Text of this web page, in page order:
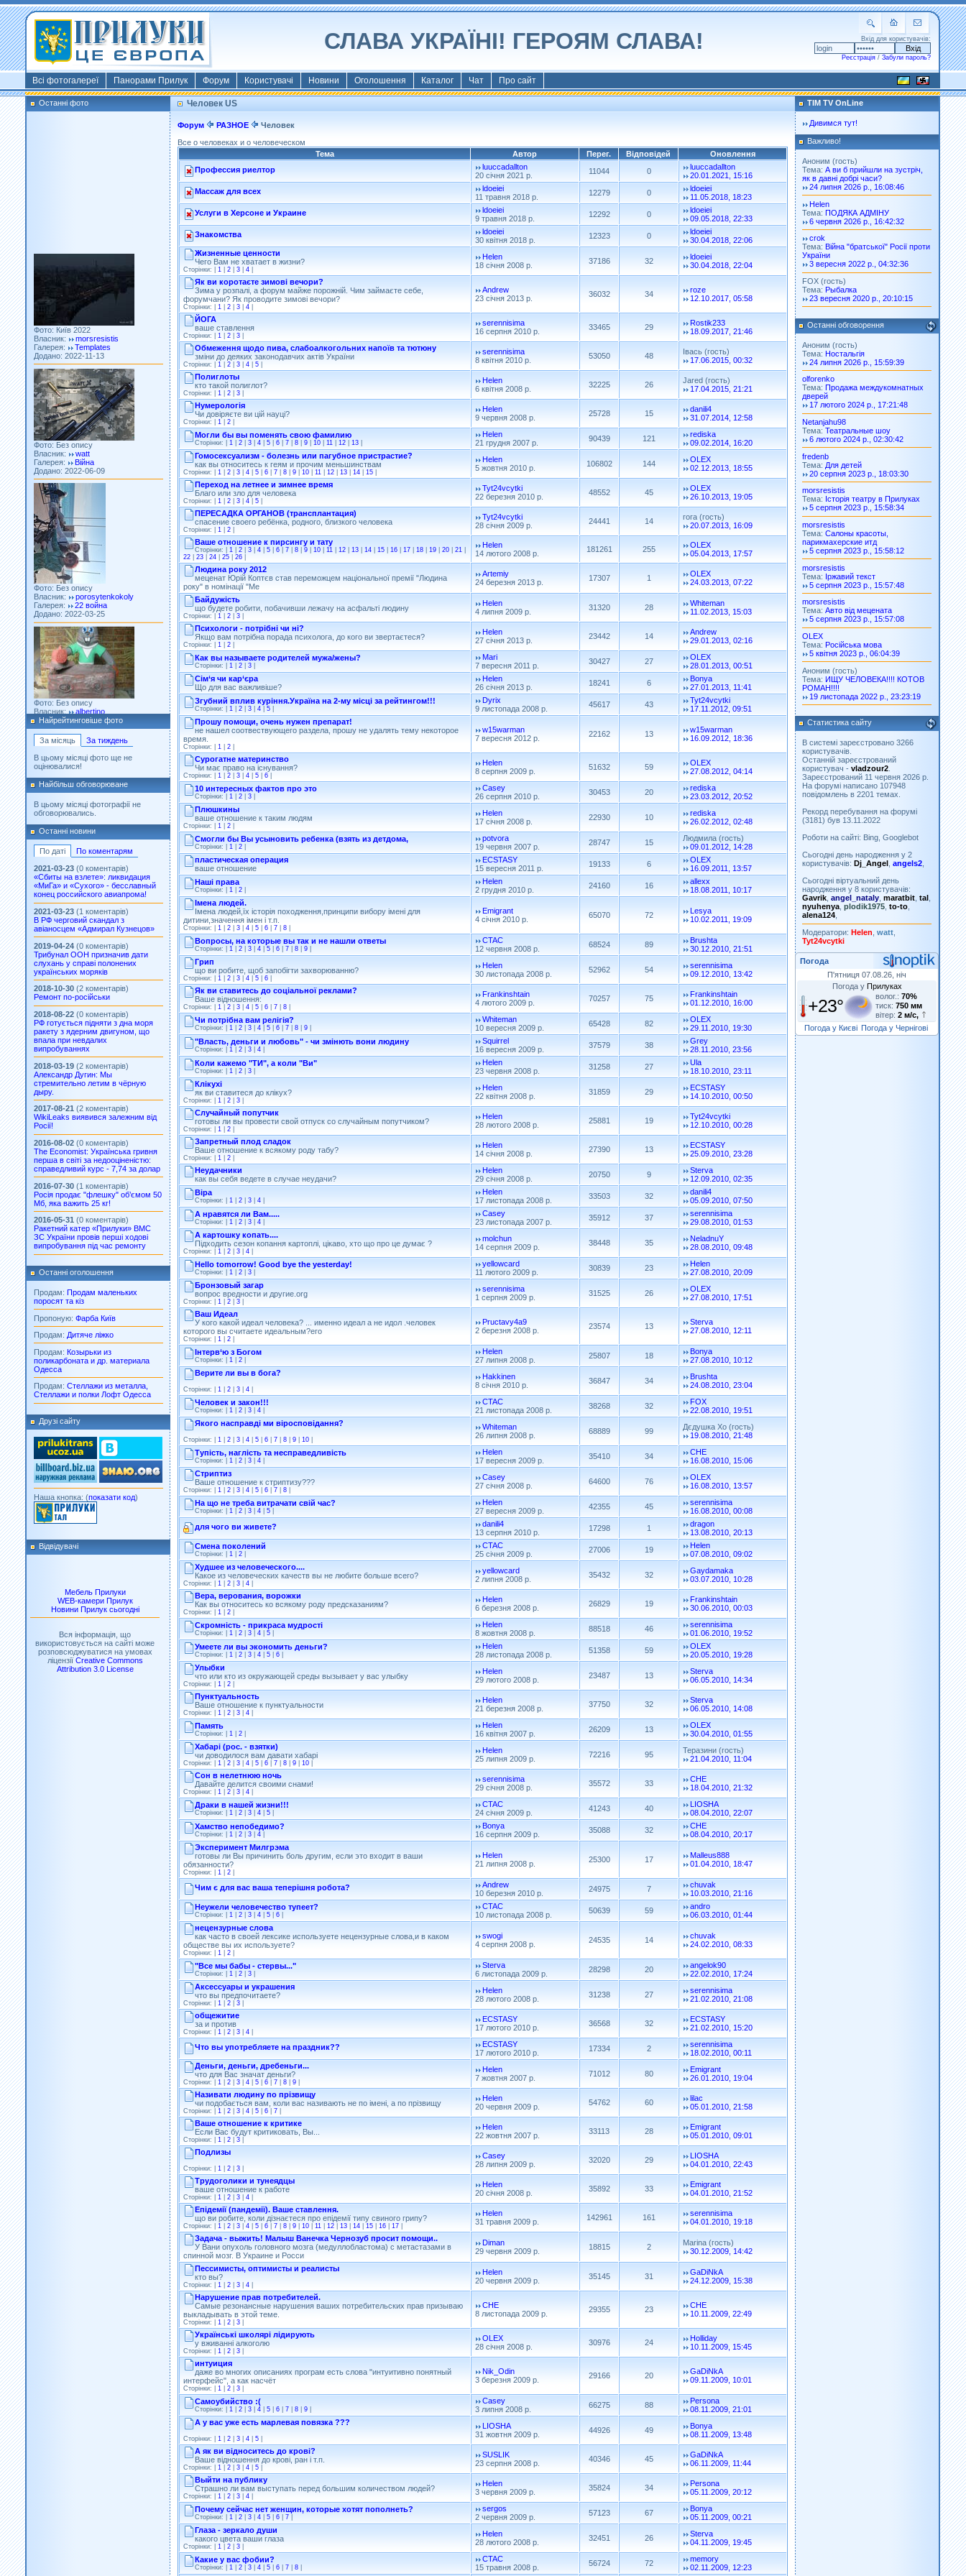
СЛАВА УКРАЇНІ! ГЕРОЯМ СЛАВА! Вхід для користувачів:
Реєстрація / Забули пароль?
Всі фотогалереї Панорами Прилук Форум Користувачі Новини Оголошення Каталог Чат Про сайт
Останні фото
Фото: Київ 2022
morsresistis
Галерея:
Додано: 2022-11-13
Фото: Без опису
Власник:
watt
Галерея:
Війна
Додано: 2022-06-09
Фото: Без опису
Власник:
porosytenkokoly
Галерея:
22 война
Додано: 2022-03-25
Фото: Без опису
Власник:
albertino
Галерея:
как умеем
Додано: 2021-03-09
Фото: Зминченко А.Н.
Галерея:
моя
Додано: 2020-10-17
Найрейтинговіше фото
За місяць
За тиждень
В цьому місяці фото ще не
оцінювалися!
Найбільш обговорюване
В цьому місяці фотографії не
обговорювались.
Останні новини
По даті
По коментарям
2021-03-23 (0 коментарів)
«Сбиты на взлете»: ликвидация
«МиГа» и «Сухого» - бесславный
конец российского авиапрома!
2021-03-23 (1 коментарів)
В РФ черговий скандал з
авіаносцем «Адмирал Кузнецов»
2019-04-24 (0 коментарів)
Трибунал ООН призначив дати
слухань у справі полонених
українських моряків
2018-10-30 (2 коментарів)
Ремонт по-російськи
2018-08-22 (0 коментарів)
РФ готується підняти з дна моря
ракету з ядерним двигуном, що
впала при невдалих
випробуваннях
2018-03-19 (2 коментарів)
Александр Дугин: Мы
стремительно летим в чёрную
дыру.
2017-08-21 (2 коментарів)
WikiLeaks виявився залежним від
Росії!
2016-08-02 (0 коментарів)
The Economist: Українська гривня
перша в світі за недооціненістю:
справедливий курс - 7,74 за долар
2016-07-30 (1 коментарів)
Росія продає "флешку" об’ємом 50
Мб, яка важить 25 кг!
2016-05-31 (0 коментарів)
Ракетний катер «Прилуки» ВМС
ЗС України провів перші ходові
випробування під час ремонту
Останні оголошення
Продам: Продам маленьких
поросят та кіз
Пропоную: Фарба Київ
Продам: Дитяче ліжко
Продам: Козырьки из
поликарбоната и др. материала
Одесса
Продам: Стеллажи из металла,
Стеллажи и полки Лофт Одесса
Друзі сайту
Наша кнопка: (показати код)
Відвідувачі
Мебель Прилуки
WEB-камери Прилук
Новини Прилук сьогодні
Вся інформація, що
використовується на сайті може
розповсюджуватися на умовах
ліцензії Creative Commons
Attribution 3.0 License
Человек US
Форум РАЗНОЕ
Человек
Все о человеках и о человеческом
Тема
Автор Перег. Відповідей
Оновлення
Профессия риелтор
luuccadallton
20 січня 2021 р.
11044 0
luuccadallton
20.01.2021, 15:16
Массаж для всех
ldoeiei
11 травня 2018 р.
12279 0
ldoeiei
11.05.2018, 18:23
Услуги в Херсоне и Украине
ldoeiei
9 травня 2018 р.
12292 0
ldoeiei
09.05.2018, 22:33
Знакомства
ldoeiei
30 квітня 2018 р.
12323 0
ldoeiei
30.04.2018, 22:06
Жизненные ценности
Чего Вам не хватает в жизни?
Сторінки: | 1 2 3 4
Helen
18 січня 2008 р.
37186 32
ldoeiei
30.04.2018, 22:04
Як ви коротаєте зимові вечори?
Зима у розпалі, а форум майже порожній. Чим займаєте себе,
форумчани? Як проводите зимові вечори?
Сторінки: | 1 2 3 4
Andrew
23 січня 2013 р.
36032 34
roze
12.10.2017, 05:58
ЙОГА
ваше ставлення
Сторінки: | 1 2 3
serennisima
16 серпня 2010 р.
33465 29
Rostik233
18.09.2017, 21:46
Обмеження щодо пива, слабоалкогольних напоїв та тютюну
зміни до деяких законодавчих актів України
Сторінки: | 1 2 3 4 5
serennisima
8 квітня 2010 р.
53050 48
Івась (гость)
17.06.2015, 00:32
Полиглоты
кто такой полиглот?
Сторінки: | 1 2 3
Helen
6 квітня 2008 р.
32225 26
Jared (гость)
17.04.2015, 21:21
Нумерологія
Чи довіряєте ви цій науці?
Сторінки: | 1 2
Helen
9 червня 2008 р.
25728 15
danili4
31.07.2014, 12:58
Могли бы вы поменять свою фамилию
Сторінки: | 1 2 3 4 5 6 7 8 9 10 11 12 13
Helen
21 грудня 2007 р.
90439 121
rediska
09.02.2014, 16:20
Гомосексуализм - болезнь или пагубное пристрастие?
как вы относитесь к геям и прочим меньшинствам
Сторінки: | 1 2 3 4 5 6 7 8 9 10 11 12 13 14 15
Helen
5 жовтня 2010 р.
106802 144
OLEX
02.12.2013, 18:55
Переход на летнее и зимнее время
Благо или зло для человека
Сторінки: | 1 2 3 4 5
Tyt24vcytki
22 березня 2010 р.
48552 45
OLEX
26.10.2013, 19:05
ПЕРЕСАДКА ОРГАНОВ (трансплантация)
спасение своего ребёнка, родного, близкого человека
Сторінки: | 1 2
Tyt24vcytki
28 січня 2009 р.
24441 14
гога (гость)
20.07.2013, 16:09
Ваше отношение к пирсингу и тату
Сторінки: | 1 2 3 4 5 6 7 8 9 10 11 12 13 14 15 16 17 18 19 20 21
22
23 24 25 26
Helen
14 лютого 2008 р.
181261 255
OLEX
05.04.2013, 17:57
Людина року 2012
меценат Юрій Коптєв став переможцем національної премії "Людина
року" в номінації "Ме
Artemiy
24 березня 2013 р.
17307 1
OLEX
24.03.2013, 07:22
Байдужість
що будете робити, побачивши лежачу на асфальті людину
Сторінки: | 1 2 3
Helen
4 липня 2009 р.
31320 28
Whiteman
11.02.2013, 15:03
Психологи - потрібні чи ні?
Якщо вам потрібна порада психолога, до кого ви звертаєтеся?
Сторінки: | 1 2
Helen
27 січня 2013 р.
23442 14
Andrew
29.01.2013, 02:16
Как вы называете родителей мужа/жены?
Сторінки: | 1 2 3
Mari
7 вересня 2011 р.
30427 27
OLEX
28.01.2013, 00:51
Сім‘я чи кар‘єра
Що для вас важливіше?
Helen
26 січня 2013 р.
18241 6
Bonya
27.01.2013, 11:41
Згубний вплив куріння.Україна на 2-му місці за рейтингом!!!
Сторінки: | 1 2 3 4 5
Dyrix
9 листопада 2008 р.
45617 43
Tyt24vcytki
17.11.2012, 09:51
Прошу помощи, очень нужен препарат!
не нашел соотвествующего раздела, прошу не удалять тему некоторое
время.
Сторінки: | 1 2
w15warman
7 вересня 2012 р.
22162 13
w15warman
16.09.2012, 18:36
Сурогатне материнство
Чи має право на існування?
Сторінки: | 1 2 3 4 5 6
Helen
8 серпня 2009 р.
51632 59
OLEX
27.08.2012, 04:14
10 интересных фактов про это
Сторінки: | 1 2 3
Casey
26 серпня 2010 р.
30453 20
rediska
23.03.2012, 20:52
Плюшкины
ваше отношение к таким людям
Сторінки: | 1 2
Helen
17 січня 2008 р.
22930 10
rediska
26.02.2012, 02:48
Смогли бы Вы усыновить ребенка (взять из детдома,
Сторінки: | 1 2
potvora
19 червня 2007 р.
28747 15
Людмила (гость)
09.01.2012, 14:28
пластическая операция
ваше отношение
ECSTASY
15 вересня 2011 р.
19133 6
OLEX
16.09.2011, 13:57
Наші права
Сторінки: | 1 2
Helen
2 грудня 2010 р.
24160 16
allexx
18.08.2011, 10:17
Імена людей.
Імена людей,їх історія походження,принципи вибору імені для
дитини,значення імен і т.п.
Сторінки: | 1 2 3 4 5 6 7 8
Emigrant
4 січня 2010 р.
65070 72
Lesya
10.02.2011, 19:09
Вопросы, на которые вы так и не нашли ответы
Сторінки: | 1 2 3 4 5 6 7 8 9
CTAC
12 червня 2008 р.
68524 89
Brushta
30.12.2010, 21:51
Грип
що ви робите, щоб запобігти захворюванню?
Сторінки: | 1 2 3 4 5 6
Helen
30 листопада 2008 р.
52962 54
serennisima
09.12.2010, 13:42
Як ви ставитесь до соціальної реклами?
Ваше відношення:
Сторінки: | 1 2 3 4 5 6 7 8
Frankinshtain
4 лютого 2009 р.
70257 75
Frankinshtain
01.12.2010, 16:00
Чи потрібна вам релігія?
Сторінки: | 1 2 3 4 5 6 7 8 9
Whiteman
10 вересня 2009 р.
65428 82
OLEX
29.11.2010, 19:30
"Власть, деньги и любовь" - чи змінють вони людину
Сторінки: | 1 2 3 4
Squirrel
16 вересня 2009 р.
37579 38
Grey
28.11.2010, 23:56
Коли кажемо "ТИ", а коли "Ви"
Сторінки: | 1 2 3
Helen
23 червня 2008 р.
31258 27
Ula
18.10.2010, 23:11
Клікухі
як ви ставитеся до клікух?
Сторінки: | 1 2 3
Helen
22 квітня 2008 р.
31859 29
ECSTASY
14.10.2010, 00:50
Случайный попутчик
готовы ли вы провести свой отпуск со случайным попутчиком?
Сторінки: | 1 2
Helen
28 лютого 2008 р.
25881 19
Tyt24vcytki
12.10.2010, 00:28
Запретный плод сладок
Ваше отношение к всякому роду табу?
Сторінки: | 1 2
Helen
14 січня 2008 р.
27390 13
ECSTASY
25.09.2010, 23:28
Неудачники
как вы себя ведете в случае неудачи?
Helen
29 січня 2008 р.
20750 9
Sterva
12.09.2010, 02:35
Віра
Сторінки: | 1 2 3 4
Helen
17 листопада 2008 р.
33503 32
danili4
05.09.2010, 07:50
А нравятся ли Вам.....
Сторінки: | 1 2 3 4
Casey
23 листопада 2007 р.
35912 37
serennisima
29.08.2010, 01:53
А картошку копать....
Підходить сезон копання картоплі, цікаво, хто що про це думає ?
Сторінки: | 1 2 3 4
molchun
14 серпня 2009 р.
38448 35
NeladnuY
28.08.2010, 09:48
Hello tomorrow! Good bye the yesterday!
Сторінки: | 1 2 3
yellowcard
11 лютого 2009 р.
30839 23
Helen
27.08.2010, 20:09
Бронзовый загар
вопрос вредности и другие.org
Сторінки: | 1 2 3
serennisima
1 серпня 2009 р.
31525 26
OLEX
27.08.2010, 17:51
Ваш Идеал
У кого какой идеал человека? ... именно идеал а не идол .человек
которого вы считаете идеальным?его
Сторінки: | 1 2
Pructavy4a9
2 березня 2008 р.
23574 13
Sterva
27.08.2010, 12:11
Інтерв‘ю з Богом
Сторінки: | 1 2
Helen
27 липня 2008 р.
25807 18
Bonya
27.08.2010, 10:12
Верите ли вы в бога?
Сторінки: | 1 2 3 4
Hakkinen
8 січня 2010 р.
36847 34
Brushta
24.08.2010, 23:04
Человек и закон!!!
Сторінки: | 1 2 3 4
CTAC
21 листопада 2008 р.
38268 32
FOX
22.08.2010, 19:51
Якого насправді ми віросповідання?
Сторінки: | 1 2 3 4 5 6 7 8 9 10
Whiteman
26 липня 2008 р.
68889 99
Дєдушка Хо (гость)
19.08.2010, 21:48
Тупість, наглість та несправедливість
Сторінки: | 1 2 3 4
Helen
17 вересня 2009 р.
35410 34
CHE
16.08.2010, 15:06
Стриптиз
Ваше отношение к стриптизу???
Сторінки: | 1 2 3 4 5 6 7 8
Casey
27 січня 2008 р.
64600 76
OLEX
16.08.2010, 13:57
На що не треба витрачати свій час?
Сторінки: | 1 2 3 4 5
Helen
27 вересня 2009 р.
42355 45
serennisima
16.08.2010, 00:08
для чого ви живете?
danili4
13 серпня 2010 р.
17298 1
dragon
13.08.2010, 20:13
Смена поколений
Сторінки: | 1 2
CTAC
25 січня 2009 р.
27006 19
Helen
07.08.2010, 09:02
Худшее из человеческого....
Какое из человеческих качеств вы не любите больше всего?
Сторінки: | 1 2 3 4
yellowcard
2 липня 2008 р.
35432 32
Gaydamaka
03.07.2010, 10:28
Вера, верования, ворожки
Как вы относитесь ко всякому роду предсказаниям?
Сторінки: | 1 2
Helen
6 березня 2008 р.
26829 19
Frankinshtain
30.06.2010, 00:03
Скромність - прикраса мудрості
Сторінки: | 1 2 3 4 5
Helen
8 жовтня 2008 р.
88518 46
serennisima
01.06.2010, 19:52
Умеете ли вы экономить деньги?
Сторінки: | 1 2 3 4 5 6
Helen
28 листопада 2008 р.
51358 59
OLEX
20.05.2010, 19:28
Улыбки
что или кто из окружающей среды вызывает у вас улыбку
Сторінки: | 1 2
Helen
29 лютого 2008 р.
23487 13
Sterva
06.05.2010, 14:34
Пунктуальность
Ваше отношение к пунктуальности
Сторінки: | 1 2 3 4
Helen
21 березня 2008 р.
37750 32
Sterva
06.05.2010, 14:08
Память
Сторінки: | 1 2
Helen
16 квітня 2007 р.
26209 13
OLEX
30.04.2010, 01:55
Хабарі (рос. - взятки)
чи доводилося вам давати хабарі
Сторінки: | 1 2 3 4 5 6 7 8 9 10
Helen
25 липня 2009 р.
72216 95
Теразини (гость)
21.04.2010, 11:04
Сон в нелетнюю ночь
Давайте делится своими снами!
Сторінки: | 1 2 3 4
serennisima
29 січня 2008 р.
35572 33
CHE
18.04.2010, 21:32
Драки в нашей жизни!!!
Сторінки: | 1 2 3 4 5
CTAC
24 січня 2009 р.
41243 40
LIOSHA
08.04.2010, 22:07
Хамство непобедимо?
Сторінки: | 1 2 3 4
Bonya
16 серпня 2009 р.
35088 32
CHE
08.04.2010, 20:17
Эксперимент Милгрэма
готовы ли Вы причинить боль другим, если это входит в ваши
обязанности?
Сторінки: | 1 2
Helen
21 липня 2008 р.
25300 17
Malleus888
01.04.2010, 18:47
Чим є для вас ваша теперішня робота?
Andrew
10 березня 2010 р.
24975 7
chuvak
10.03.2010, 21:16
Неужели человечество тупеет?
Сторінки: | 1 2 3 4 5 6
CTAC
10 листопада 2008 р.
50639 59
andro
06.03.2010, 01:44
нецензурные слова
как часто в своей лексике используете нецензурные слова,и в каком
обществе вы их используете?
Сторінки: | 1 2
swogi
4 серпня 2008 р.
24535 14
chuvak
24.02.2010, 08:33
"Все мы бабы - стервы..."
Сторінки: | 1 2 3
Sterva
6 листопада 2009 р.
28298 20
angelok90
22.02.2010, 17:24
Аксессуары и украшения
что вы предпочитаете?
Сторінки: | 1 2 3
Helen
28 лютого 2008 р.
31238 27
serennisima
21.02.2010, 21:08
общежитие
за и против
Сторінки: | 1 2 3 4
ECSTASY
17 лютого 2010 р.
36568 32
ECSTASY
21.02.2010, 15:20
Что вы употребляете на праздник??
ECSTASY
17 лютого 2010 р.
17334 2
serennisima
18.02.2010, 00:11
Деньги, деньги, дребеньги...
что для Вас значат деньги?
Сторінки: | 1 2 3 4 5 6 7 8 9
Helen
7 жовтня 2007 р.
71012 80
Emigrant
26.01.2010, 19:04
Називати людину по прізвищу
чи подобається вам, коли вас називають не по імені, а по прізвищу
Сторінки: | 1 2 3 4 5 6 7
Helen
20 червня 2009 р.
54762 60
lilac
05.01.2010, 21:58
Ваше отношение к критике
Если Вас будут критиковать, Вы...
Сторінки: | 1 2 3
Helen
22 жовтня 2007 р.
33113 28
Emigrant
05.01.2010, 09:01
Подлизы
Сторінки: | 1 2 3
Casey
28 липня 2009 р.
32020 29
LIOSHA
04.01.2010, 22:43
Трудоголики и тунеядцы
ваше отношение к работе
Сторінки: | 1 2 3 4
Helen
20 січня 2008 р.
35892 33
Emigrant
04.01.2010, 21:52
Епідемії (пандемії). Ваше ставлення.
що ви робите, коли дізнаєтеся про епідемії типу свиного грипу?
Сторінки: | 1 2 3 4 5 6 7 8 9 10 11 12 13 14 15 16 17
Helen
31 травня 2009 р.
142961 161
serennisima
04.01.2010, 19:18
Задача - выжить! Малыш Ванечка Чернозуб просит помощи..
У Вани опухоль головного мозга (медуллобластома) с метастазами в
спинной мозг. В Украине и Росси
Diman
29 червня 2009 р.
18815 2
Marina (гость)
30.12.2009, 14:42
Пессимисты, оптимисты и реалисты
кто вы?
Сторінки: | 1 2 3 4
Helen
20 червня 2009 р.
35145 31
GaDiNkA
24.12.2009, 15:38
Нарушение прав потребителей.
Самые резонансные нарушения ваших потребительских прав призываю
выкладывать в этой теме.
Сторінки: | 1 2 3
CHE
8 листопада 2009 р.
29355 23
CHE
10.11.2009, 22:49
Українські школярі лідирують
у вживанні алкоголю
Сторінки: | 1 2 3
OLEX
28 січня 2008 р.
30976 24
Holliday
10.11.2009, 15:45
интуиция
даже во многих описаниях програм есть слова "интуитивно понятный
интерфейс", а как насчёт
Сторінки: | 1 2 3
Nik_Odin
3 березня 2009 р.
29166 20
GaDiNkA
09.11.2009, 10:01
Самоубийство :(
Сторінки: | 1 2 3 4 5 6 7 8 9
Casey
3 липня 2008 р.
66275 88
Persona
08.11.2009, 21:01
А у вас уже есть марлевая повязка ???
Сторінки: | 1 2 3 4 5
LIOSHA
31 жовтня 2009 р.
44926 49
Bonya
08.11.2009, 13:48
А як ви відноситесь до крові?
Ваше відношення до крові, ран і т.п.
Сторінки: | 1 2 3 4 5
SUSLIK
23 серпня 2008 р.
40346 45
GaDiNkA
06.11.2009, 11:44
Выйти на публику
Страшно ли вам выступать перед большим количеством людей?
Сторінки: | 1 2 3 4
Helen
3 червня 2009 р.
35824 34
Persona
05.11.2009, 20:12
Почему сейчас нет женщин, которые хотят пополнеть?
Сторінки: | 1 2 3 4 5 6 7
sergos
2 червня 2009 р.
57123 67
Bonya
05.11.2009, 00:21
Глаза - зеркало души
какого цвета ваши глаза
Сторінки: | 1 2 3
Helen
28 лютого 2008 р.
32451 26
Sterva
04.11.2009, 19:45
Какие у вас фобии?
Сторінки: | 1 2 3 4 5 6 7 8
CTAC
15 травня 2008 р.
56724 72
memory
02.11.2009, 12:23
TIM TV OnLine
Дивимся тут!
Важливо!
Аноним (гость)
Тема: А ви б прийшли на зустріч,
як в давні добрі часи?
24 липня 2026 р., 16:08:46
Helen
Тема: ПОДЯКА АДМІНУ
6 червня 2026 р., 16:42:32
crok
Тема: Війна "братської" Росії проти
України
3 вересня 2022 р., 04:32:36
FOX (гость)
Тема: Рыбалка
23 вересня 2020 р., 20:10:15
Останні обговорення
Аноним (гость)
Тема: Ностальгія
24 липня 2026 р., 15:59:39
olforenko
Тема: Продажа междукомнатных
дверей
17 лютого 2024 р., 17:21:48
Netanjahu98
Тема: Театральные шоу
6 лютого 2024 р., 02:30:42
fredenb
Тема: Для детей
20 серпня 2023 р., 18:03:30
morsresistis
Тема: Історія театру в Прилуках
5 серпня 2023 р., 15:58:34
morsresistis
Тема: Салоны красоты,
парикмахерские итд
5 серпня 2023 р., 15:58:12
morsresistis
Тема: Іржавий текст
5 серпня 2023 р., 15:57:48
morsresistis
Тема: Авто від мецената
5 серпня 2023 р., 15:57:08
OLEX
Тема: Російська мова
5 квітня 2023 р., 06:04:39
Аноним (гость)
Тема: ИЩУ ЧЕЛОВЕКА!!!! КОТОВ
РОМАН!!!!
19 листопада 2022 р., 23:23:19
Статистика сайту
В системі зареєстровано 3266
користувачів.
Останній зареєстрований
користувач - vladzour2
Зареєстрований 11 червня 2026 р.
На форумі написано 107948
повідомлень в 2201 темах.
Рекорд перебування на форумі
(3181) був 13.11.2022
Роботи на сайті: Bing, Googlebot
Сьогодні день народження у 2
користувачів: Dj_Angel angels2
Сьогодні віртуальний день
народження у 8 користувачів:
Gavrik angel_nataly maratbit tal
nyuhenya plodik1975 to-to
alena124
Модератори: Helen watt
Tyt24vcytki
Погода
П'ятниця 07.08.26, ніч
Погода у Прилуках
+23° волог.: 70%
тиск: 750 мм
вітер: 2 м/с,
Погода у Києві Погода у Чернігові